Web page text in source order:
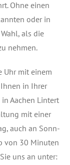
Ohne einen
oder in
als die
nehmen.
Uhr mit einem
in Ihrer
Aachen Lintert
mit einer
auch an Sonn-
von 30 Minuten
uns an unter: